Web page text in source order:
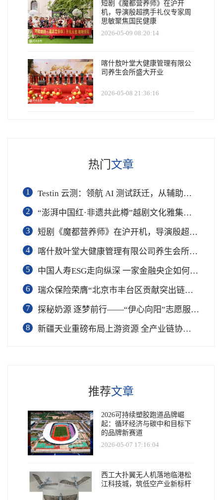
短剧《魔都营养师》在沪开
机，导演殷超携手礼仪专家周
思敏聚焦国民健康
2026-05-09 08:20:14
喀什敖叶堂大健康管理有限公
司养生会所盛大开业
2026-05-08 21:36:16
热门 文章
1
Testin 云测：领航 AI 测试跃迁，从辅助工具到软件工程基础设施
2
“澎湃中国红·非遗共此樽”越剧文化雅集在杭举行
3
短剧《魔都营养师》在沪开机，导演殷超携手礼仪专家周思敏聚焦国民健康
4
喀什敖叶堂大健康管理有限公司养生会所盛大开业
5
中国人寿ESG走向纵深 一家金融央企如何连接国家战略与民生需求
6
瑞众保险荣膺“北京市丰台区贡献突出链长单位”奖项
7
​探秘奶源 逐梦前行——“伊心向阳”志愿服务队开展幼儿园科普公益志愿活动
8
新疆天业重磅布局上游资源 全产业链协同再塑成长新动能
推荐文章
2026可持续塑胶跑道品牌崛
起：循环经济与碳中和目标下
的品牌新赛道
2026-05-07 17:16:04
西工大扑翼无人机落地临港松
江科技城，筑低空产业新标杆